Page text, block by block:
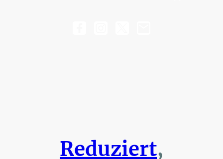
Reduziert,